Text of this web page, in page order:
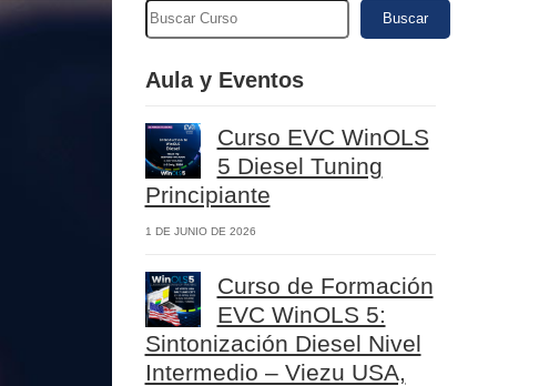
Buscar
Aula y Eventos
Curso EVC WinOLS
5 Diesel Tuning
Principiante
1 DE JUNIO DE 2026
Curso de Formación
EVC WinOLS 5:
Sintonización Diesel Nivel
Intermedio – Viezu USA,